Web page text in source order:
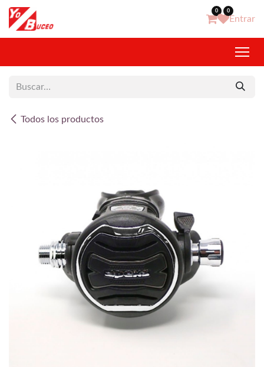
Ir al contenido 0 0
Entrar
Todos los productos